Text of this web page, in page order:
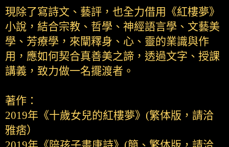
現除了寫詩文、藝評，也全力借用《紅樓夢》
小說，結合宗教、哲學、神經語言學、文藝美
學、芳療學，來闡釋身、心、靈的業識與作
用，應如何契合真善美之諦，透過文字、授課
講義，致力做一名擺渡者。
著作：
2019年《十歲女兒的紅樓夢》(繁体版，請洽
雅痞）